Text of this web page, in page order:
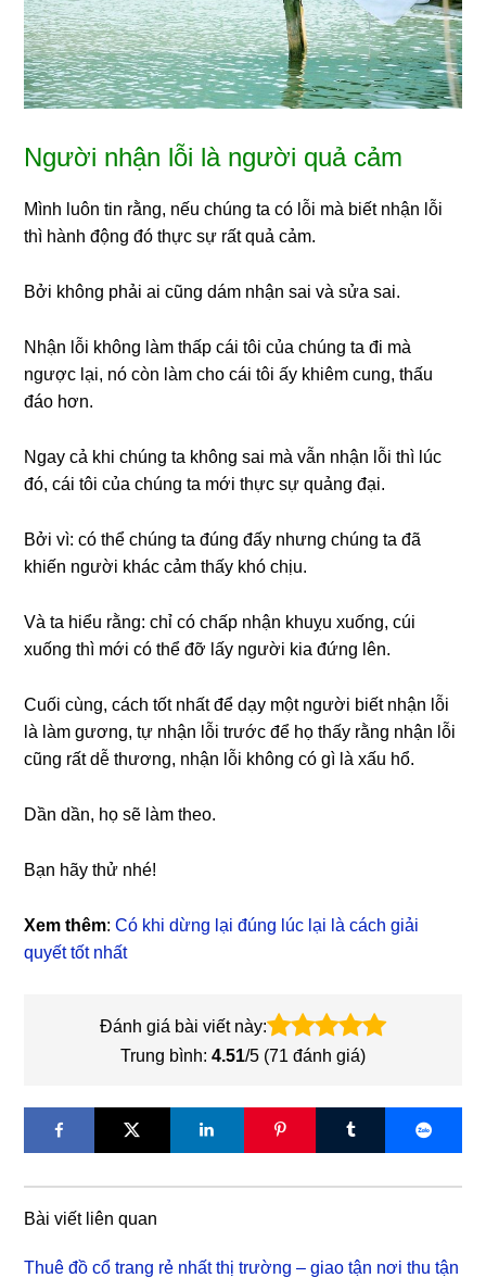
Người nhận lỗi là người quả cảm
Mình luôn tin rằng, nếu chúng ta có lỗi mà biết nhận lỗi
thì hành động đó thực sự rất quả cảm.
Bởi không phải ai cũng dám nhận sai và sửa sai.
Nhận lỗi không làm thấp cái tôi của chúng ta đi mà
ngược lại, nó còn làm cho cái tôi ấy khiêm cung, thấu
đáo hơn.
Ngay cả khi chúng ta không sai mà vẫn nhận lỗi thì lúc
đó, cái tôi của chúng ta mới thực sự quảng đại.
Bởi vì: có thể chúng ta đúng đấy nhưng chúng ta đã
khiến người khác cảm thấy khó chịu.
Và ta hiểu rằng: chỉ có chấp nhận khuỵu xuống, cúi
xuống thì mới có thể đỡ lấy người kia đứng lên.
Cuối cùng, cách tốt nhất để dạy một người biết nhận lỗi
là làm gương, tự nhận lỗi trước để họ thấy rằng nhận lỗi
cũng rất dễ thương, nhận lỗi không có gì là xấu hổ.
Dần dần, họ sẽ làm theo.
Bạn hãy thử nhé!
Xem thêm:Có khi dừng lại đúng lúc lại là cách giải
quyết tốt nhất
Đánh giá bài viết này:
Trung bình: 4.51/5 (71 đánh giá)
Bài viết liên quan
Thuê đồ cổ trang rẻ nhất thị trường – giao tận nơi thu tận